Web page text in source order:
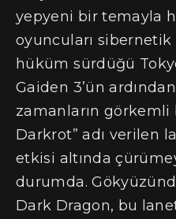
yepyeni bir temayla
oyuncuları
hüküm sürdüğü
Gaiden 3’ün
zamanların görkemli
Darkrot” adı verilen
etkisi altında
durumda.
Dark Dragon, bu